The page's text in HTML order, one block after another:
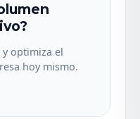
optimiza el
hoy mismo.